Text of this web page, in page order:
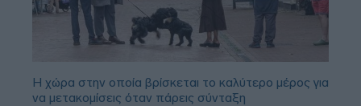
Η χώρα στην οποία βρίσκεται το καλύτερο μέρος για
να μετακομίσεις όταν πάρεις σύνταξη